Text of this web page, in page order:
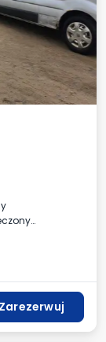
Zarezerwuj